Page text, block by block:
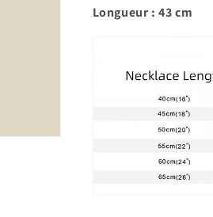
Longueur : 43 cm